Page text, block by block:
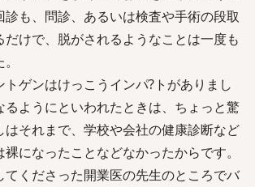
診も、問診、あるいは検査や手術の段取
だけで、脱がされるようなことは一度も
ゲンはけっこうインパ?トがありまし
るようにといわれたときは、ちょっと驚
はそれまで、学校や会社の健康診断など
になったことなどなかったからです。
てくださった開業医の先生のところでバ